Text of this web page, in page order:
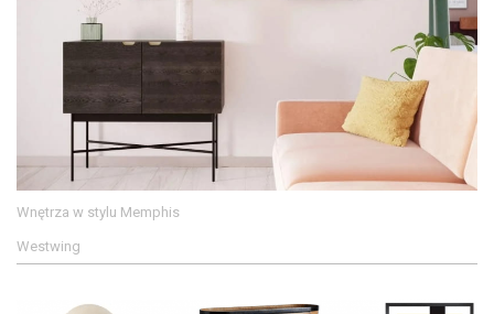
Wnętrza w stylu Memphis
Westwing